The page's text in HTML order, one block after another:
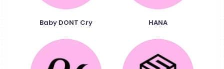
Baby DONT Cry HANA